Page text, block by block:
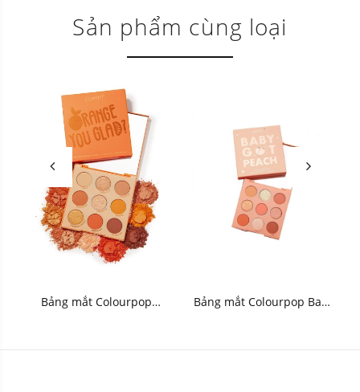
Sản phẩm cùng loại
Bảng mắt Colourpop
Bảng mắt Colourpop Baby